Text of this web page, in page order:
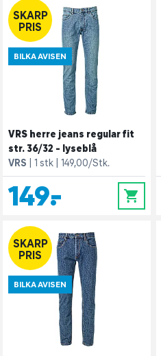
SKARP
PRIS
BILKA AVISEN
VRS herre jeans regular fit
str. 36/32 - lyseblå
VRS
1 stk 149,00/Stk.
149,- 0
SKARP
PRIS
BILKA AVISEN